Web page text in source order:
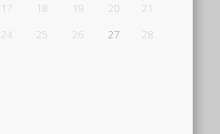
17 18 19 20
21
24 25 26 27
28